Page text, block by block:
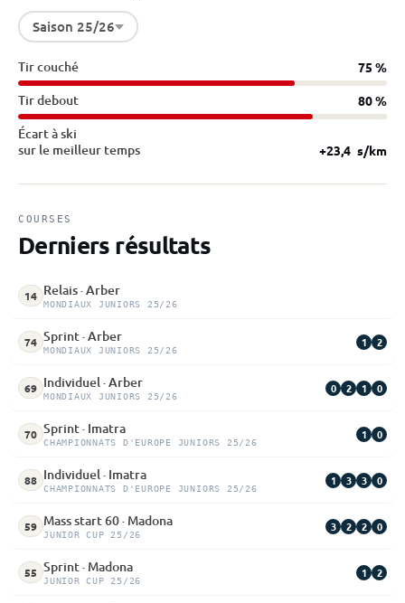
Saison 25/26
Tir couché 75 %
Tir debout 80 %
Écart à ski
sur le meilleur temps
+23,4 s/km
COURSES
Derniers résultats
14 Relais · Arber
MONDIAUX JUNIORS 25/26
74 Sprint · Arber
MONDIAUX JUNIORS 25/26
1 2
69 Individuel · Arber
MONDIAUX JUNIORS 25/26
0 2 1 0
70 Sprint · Imatra
CHAMPIONNATS D'EUROPE JUNIORS 25/26
1 0
88 Individuel · Imatra
CHAMPIONNATS D'EUROPE JUNIORS 25/26
1 3 3 0
59 Mass start 60 · Madona
JUNIOR CUP 25/26
3 2 2 0
55 Sprint · Madona
JUNIOR CUP 25/26
1 2